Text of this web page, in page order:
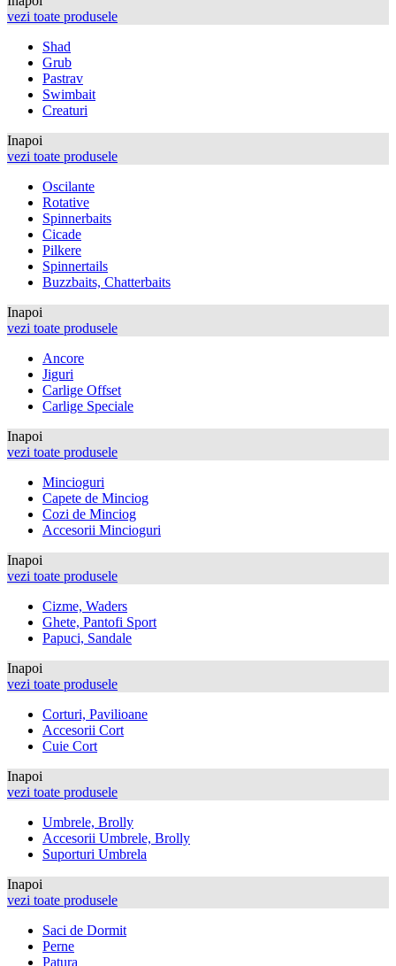
vezi toate produsele
Shad
Grub
Pastrav
Swimbait
Creaturi
Inapoi
vezi toate produsele
Oscilante
Rotative
Spinnerbaits
Cicade
Pilkere
Spinnertails
Buzzbaits, Chatterbaits
Inapoi
vezi toate produsele
Ancore
Jiguri
Carlige Offset
Carlige Speciale
Inapoi
vezi toate produsele
Mincioguri
Capete de Minciog
Cozi de Minciog
Accesorii Mincioguri
Inapoi
vezi toate produsele
Cizme, Waders
Ghete, Pantofi Sport
Papuci, Sandale
Inapoi
vezi toate produsele
Corturi, Pavilioane
Accesorii Cort
Cuie Cort
Inapoi
vezi toate produsele
Umbrele, Brolly
Accesorii Umbrele, Brolly
Suporturi Umbrela
Inapoi
vezi toate produsele
Saci de Dormit
Perne
Patura